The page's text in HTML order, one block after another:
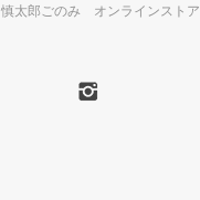
慎太郎ごのみ オンラインストア